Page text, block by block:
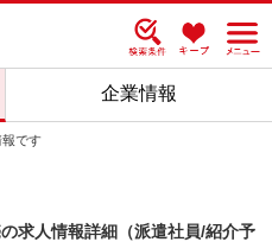
企業情報
です
求人情報詳細（派遣社員/紹介予